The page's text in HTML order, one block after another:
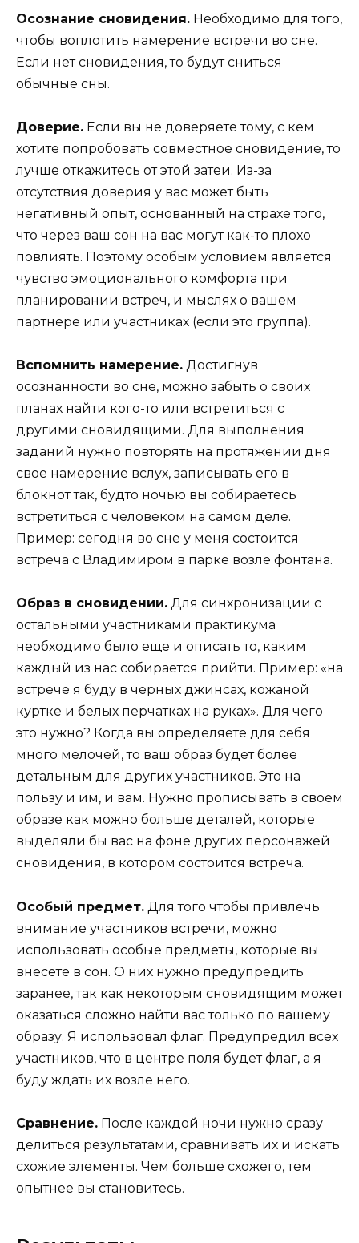
Осознание сновидения. Необходимо для того,
чтобы воплотить намерение встречи во сне.
Если нет сновидения, то будут сниться
обычные сны.
Доверие. Если вы не доверяете тому, с кем
хотите попробовать совместное сновидение, то
лучше откажитесь от этой затеи. Из-за
отсутствия доверия у вас может быть
негативный опыт, основанный на страхе того,
что через ваш сон на вас могут как-то плохо
повлиять. Поэтому особым условием является
чувство эмоционального комфорта при
планировании встреч, и мыслях о вашем
партнере или участниках (если это группа).
Вспомнить намерение. Достигнув
осознанности во сне, можно забыть о своих
планах найти кого-то или встретиться с
другими сновидящими. Для выполнения
заданий нужно повторять на протяжении дня
свое намерение вслух, записывать его в
блокнот так, будто ночью вы собираетесь
встретиться с человеком на самом деле.
Пример: сегодня во сне у меня состоится
встреча с Владимиром в парке возле фонтана.
Образ в сновидении. Для синхронизации с
остальными участниками практикума
необходимо было еще и описать то, каким
каждый из нас собирается прийти. Пример: «на
встрече я буду в черных джинсах, кожаной
куртке и белых перчатках на руках». Для чего
это нужно? Когда вы определяете для себя
много мелочей, то ваш образ будет более
детальным для других участников. Это на
пользу и им, и вам. Нужно прописывать в своем
образе как можно больше деталей, которые
выделяли бы вас на фоне других персонажей
сновидения, в котором состоится встреча.
Особый предмет. Для того чтобы привлечь
внимание участников встречи, можно
использовать особые предметы, которые вы
внесете в сон. О них нужно предупредить
заранее, так как некоторым сновидящим может
оказаться сложно найти вас только по вашему
образу. Я использовал флаг. Предупредил всех
участников, что в центре поля будет флаг, а я
буду ждать их возле него.
Сравнение. После каждой ночи нужно сразу
делиться результатами, сравнивать их и искать
схожие элементы. Чем больше схожего, тем
опытнее вы становитесь.